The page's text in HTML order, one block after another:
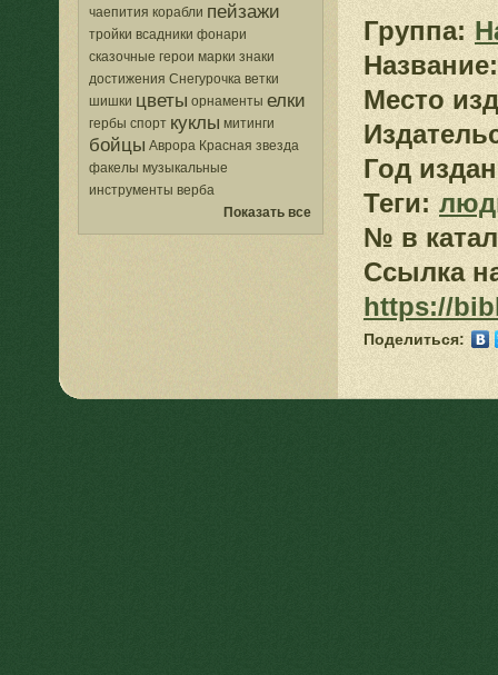
чаепития корабли пейзажи
тройки всадники фонари
сказочные герои марки знаки
достижения Снегурочка ветки
шишки цветы орнаменты елки
гербы спорт куклы митинги
бойцы Аврора Красная звезда
факелы музыкальные
инструменты верба
Показать все
Группа:
Название:
Место
Год
Теги:
№ в
Ссылка
https://
Поделиться: